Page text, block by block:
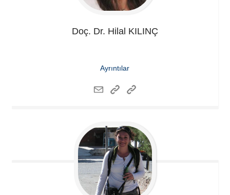
Doç. Dr. Hilal KILINÇ
Ayrıntılar